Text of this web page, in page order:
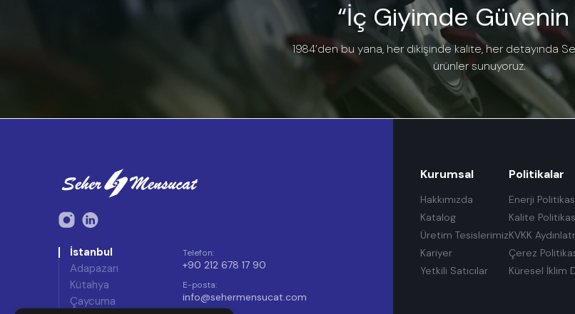
“İç Giyimde Güvenin
1984’den bu yana, her dikişinde kalite, her detayında
ürünler sunuyoruz.
İstanbul
Adapazarı
Kütahya
Çaycuma
Telefon:
+90 212 678 17 90
E-posta:
info@sehermensucat.com
Kurumsal
Hakkımızda
Katalog
Üretim Tesislerimiz
Kariyer
Yetkili Satıcılar
Politikalar
Enerji
Kalite
KVKK
Çerez
Küresel İklim